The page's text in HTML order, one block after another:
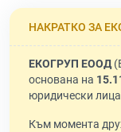
НАКРАТКО ЗА
ЕКОГРУП ЕООД
основана на
юридически
Към момента